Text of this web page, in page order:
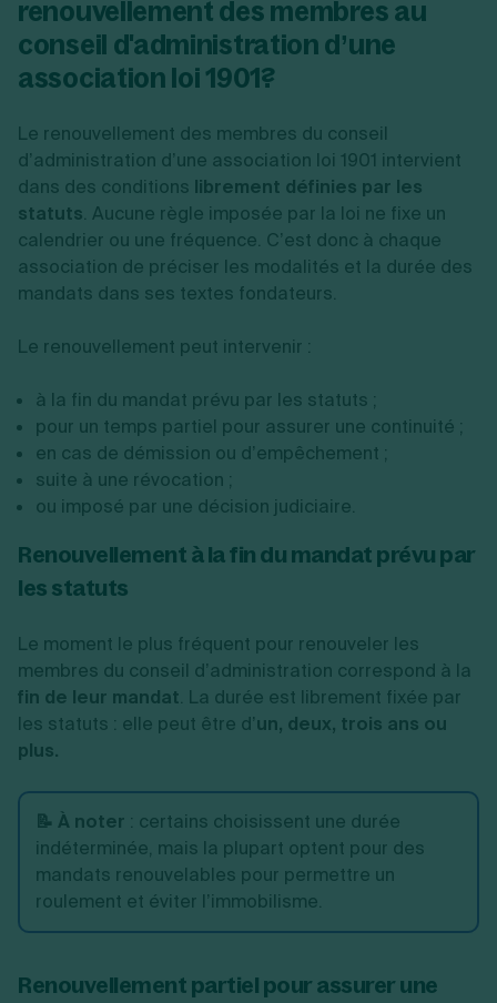
renouvellement des membres au
conseil d'administration d’une
association loi 1901?
Le renouvellement des membres du conseil
d’administration d’une association loi 1901 intervient
dans des conditions librement définies par les
statuts. Aucune règle imposée par la loi ne fixe un
calendrier ou une fréquence. C’est donc à chaque
association de préciser les modalités et la durée des
mandats dans ses textes fondateurs.
Le renouvellement peut intervenir :
à la fin du mandat prévu par les statuts ;
pour un temps partiel pour assurer une continuité ;
en cas de démission ou d’empêchement ;
suite à une révocation ;
ou imposé par une décision judiciaire.
Renouvellement à la fin du mandat prévu par
les statuts
Le moment le plus fréquent pour renouveler les
membres du conseil d’administration correspond à la
fin de leur mandat. La durée est librement fixée par
les statuts : elle peut être d’un, deux, trois ans ou
plus.
📝 À noter : certains choisissent une durée
indéterminée, mais la plupart optent pour des
mandats renouvelables pour permettre un
roulement et éviter l’immobilisme.
Renouvellement partiel pour assurer une